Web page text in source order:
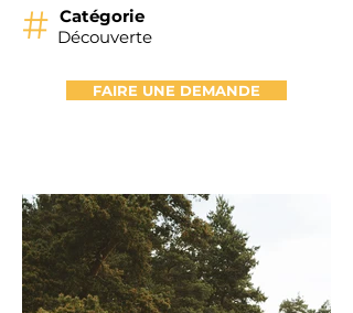
# Catégorie
Découverte
FAIRE UNE DEMANDE